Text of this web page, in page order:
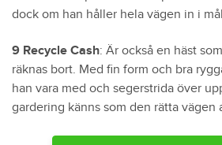
dock om han håller hela vägen in i
9 Recycle Cash: Är också en häst
räknas bort. Med fin form och bra
han vara med och segerstrida över
gardering känns som den rätta vägen